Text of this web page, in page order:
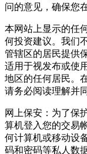
问的意见，确保您
本网站上显示的任
何投资建议。我们
管辖区的居民提供
适用于视发布或使
地区的任何居民。
请务必阅读理解并
网上保安：为了保
算机登入您的交易
何计算机或移动设
码和密码等私人数